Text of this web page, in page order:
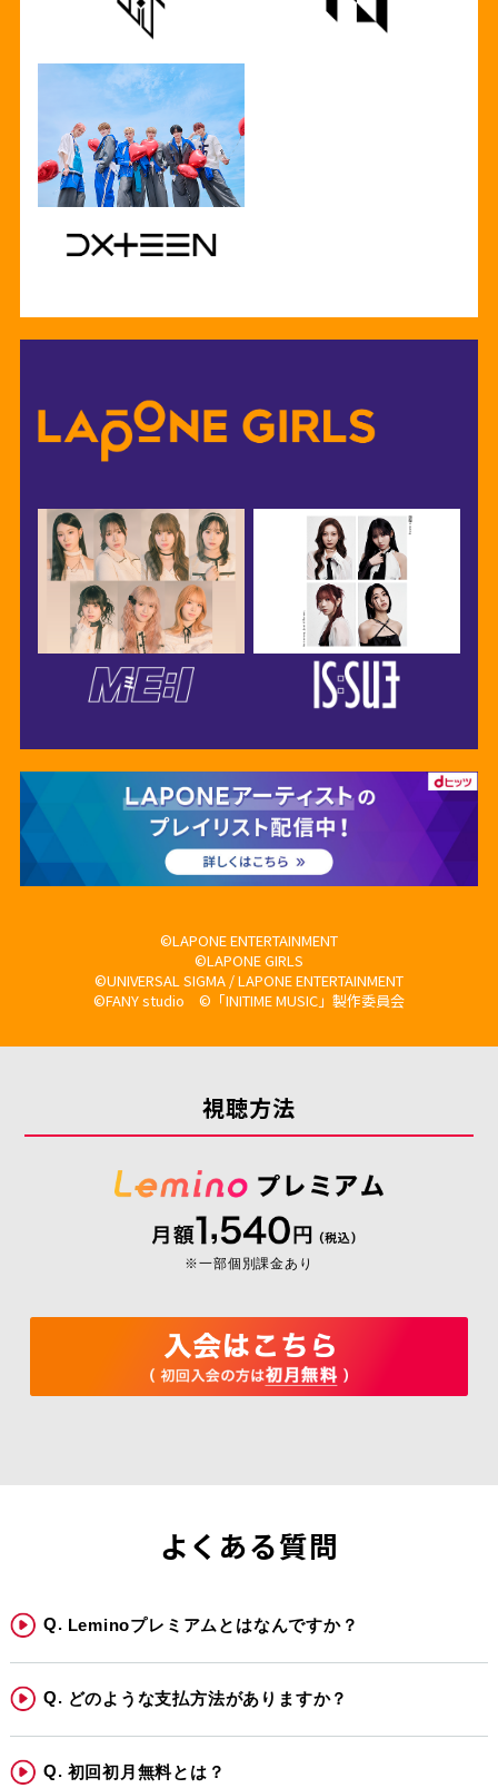
©LAPONE ENTERTAINMENT
©LAPONE GIRLS
©UNIVERSAL SIGMA / LAPONE ENTERTAINMENT
©FANY studio ©「INITIME MUSIC」製作委員会
視聴方法
※一部個別課金あり
よくある質問
Leminoプレミアムとはなんですか？
どのような支払方法がありますか？
初回初月無料とは？